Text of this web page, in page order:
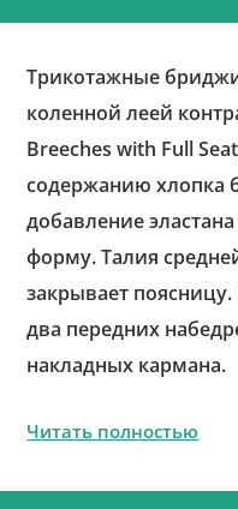
Трикотажные
коленной леей
Breeches with Full
содержанию хлопка
добавление
форму. Талия
закрывает
два передних
накладных кармана.
Читать полностью